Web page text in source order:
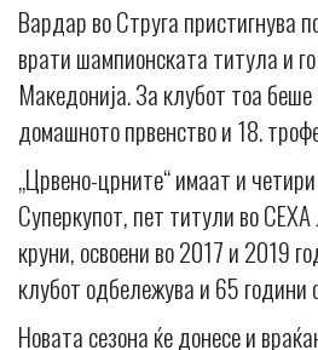
Вардар во Струга пристигнува
врати шампионската титула и
Македонија. За клубот тоа
домашното првенство и 18.
„Црвено-црните“ имаат и
Суперкупот, пет титули во
круни, освоени во 2017 и 2019
клубот одбележува и 65 години
Новата сезона ќе донесе и